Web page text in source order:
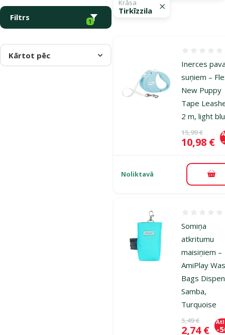
Filtrs 1
Krāsa
Tirkīzzila
Kārtot pēc
Inerces
suņiem –
New Puppy
Tape
2 m, light
Oriģinālā
15,99 €
Cena
10,98 €
Noliktavā
Somiņa
atkritumu
maisiņiem –
AmiPlay
Bags
Samba,
Turquoise
Oriģinālā
5,49 €
Cena
2,74 € -